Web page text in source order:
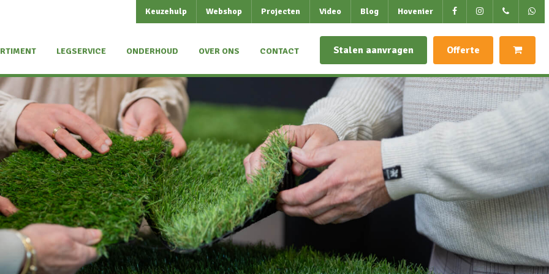
Keuzehulp Webshop Projecten Video Blog Hovenier
LEGSERVICE ONDERHOUD OVER ONS CONTACT Stalen aanvragen Offerte